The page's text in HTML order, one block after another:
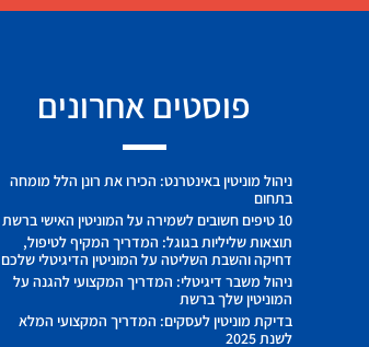
פוסטים אחרונים
ניהול מוניטין באינטרנט: הכירו את רונן הלל מומחה
בתחום
10 טיפים חשובים לשמירה על המוניטין האישי ברשת
תוצאות שליליות בגוגל: המדריך המקיף לטיפול,
דחיקה והשבת השליטה על המוניטין הדיגיטלי שלכם
ניהול משבר דיגיטלי: המדריך המקצועי להגנה על
המוניטין שלך ברשת
בדיקת מוניטין לעסקים: המדריך המקצועי המלא
לשנת 2025